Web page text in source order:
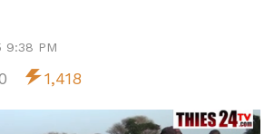
9:38 PM
1,418